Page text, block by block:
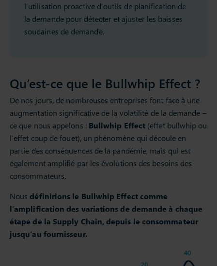
l’utilisation proactive d’outils de planification de
la demande pour détecter et ajuster les baisses
soudaines de demande.
Qu’est-ce que le Bullwhip Effect ?
De nos jours, de nombreuses entreprises font face à une
augmentation significative de la volatilité de la demande –
ce que nous appelons :Bullwhip Effect (effet bullwhip ou
l’effet coup de fouet), un phénomène qui découle en
partie des conséquences de la pandémie, mais qui est
également amplifié par les évolutions des besoins des
consommateurs.
Nousdéfinirions le Bullwhip Effect comme
l’amplification des variations de demande à chaque
étape de la Supply Chain, depuis le consommateur
jusqu’au fournisseur.